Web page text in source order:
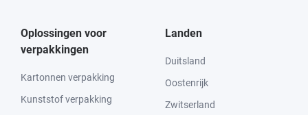
Oplossingen voor
verpakkingen
Kartonnen verpakking
Kunststof verpakking
Landen
Duitsland
Oostenrijk
Zwitserland